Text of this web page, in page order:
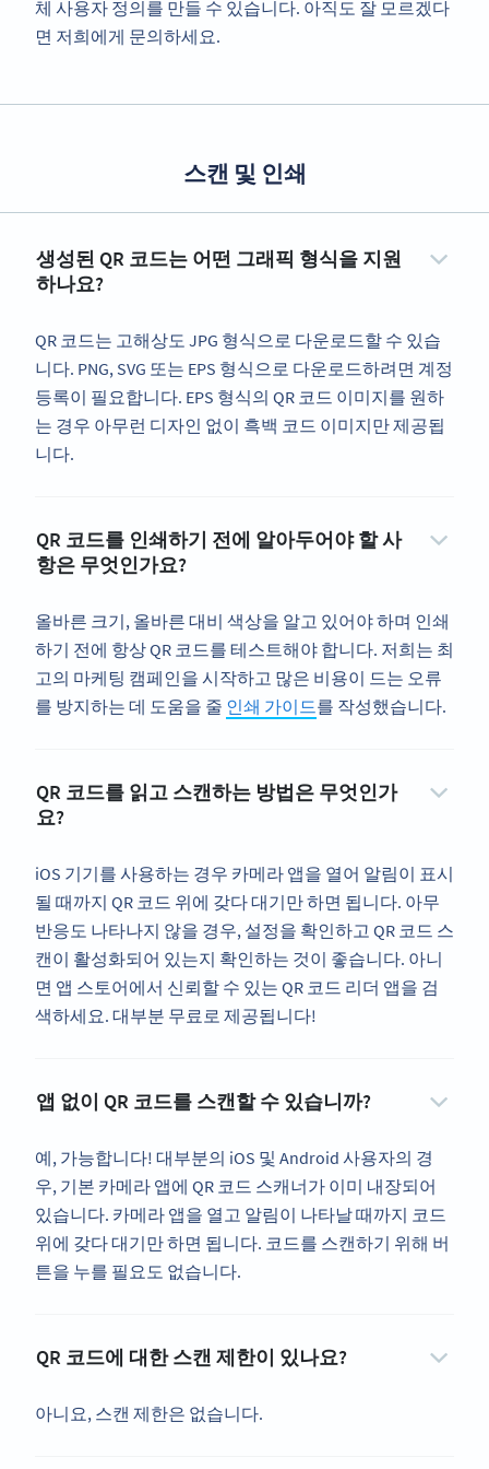
체 사용자 정의를 만들 수 있습니다. 아직도 잘 모르겠다
면 저희에게 문의하세요.
스캔 및 인쇄
생성된 QR 코드는 어떤 그래픽 형식을 지원
하나요?
QR 코드는 고해상도 JPG 형식으로 다운로드할 수 있습
니다. PNG, SVG 또는 EPS 형식으로 다운로드하려면 계정
등록이 필요합니다. EPS 형식의 QR 코드 이미지를 원하
는 경우 아무런 디자인 없이 흑백 코드 이미지만 제공됩
니다.
QR 코드를 인쇄하기 전에 알아두어야 할 사
항은 무엇인가요?
올바른 크기, 올바른 대비 색상을 알고 있어야 하며 인쇄
하기 전에 항상 QR 코드를 테스트해야 합니다. 저희는 최
고의 마케팅 캠페인을 시작하고 많은 비용이 드는 오류
를 방지하는 데 도움을 줄 인쇄 가이드를 작성했습니다.
QR 코드를 읽고 스캔하는 방법은 무엇인가
요?
iOS 기기를 사용하는 경우 카메라 앱을 열어 알림이 표시
될 때까지 QR 코드 위에 갖다 대기만 하면 됩니다. 아무
반응도 나타나지 않을 경우, 설정을 확인하고 QR 코드 스
캔이 활성화되어 있는지 확인하는 것이 좋습니다. 아니
면 앱 스토어에서 신뢰할 수 있는 QR 코드 리더 앱을 검
색하세요. 대부분 무료로 제공됩니다!
앱 없이 QR 코드를 스캔할 수 있습니까?
예, 가능합니다! 대부분의 iOS 및 Android 사용자의 경
우, 기본 카메라 앱에 QR 코드 스캐너가 이미 내장되어
있습니다. 카메라 앱을 열고 알림이 나타날 때까지 코드
위에 갖다 대기만 하면 됩니다. 코드를 스캔하기 위해 버
튼을 누를 필요도 없습니다.
QR 코드에 대한 스캔 제한이 있나요?
아니요, 스캔 제한은 없습니다.